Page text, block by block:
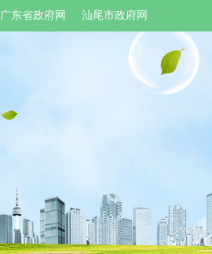
广东省政府网 汕尾市政府网